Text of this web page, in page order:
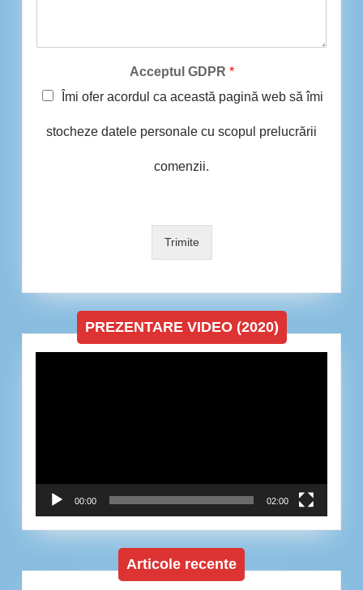
Acceptul GDPR *
Îmi ofer acordul ca această pagină web să îmi
stocheze datele personale cu scopul prelucrării
comenzii.
Trimite
PREZENTARE VIDEO (2020)
00:00 02:00
Articole recente